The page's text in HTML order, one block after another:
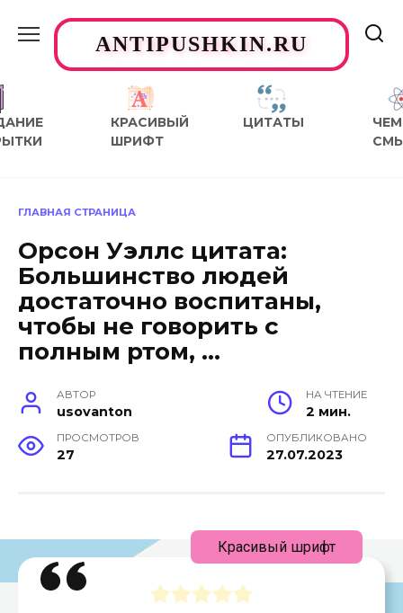
содержаниюANTIPUSHKIN.RU
КРАСИВЫЙ
ШРИФТ
ЦИТАТЫ
ЧЕМ
ГЛАВНАЯ СТРАНИЦА
Орсон Уэллс цитата:
Большинство людей
достаточно воспитаны,
чтобы не говорить с
полным ртом, …
АВТОР
usovanton
НА ЧТЕНИЕ
2 мин.
ПРОСМОТРОВ
27
ОПУБЛИКОВАНО
27.07.2023
Красивый шрифт